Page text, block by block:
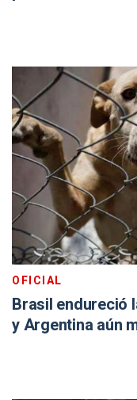
OFICIAL
Brasil endureció
y Argentina aún